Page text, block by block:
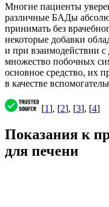
Многие пациенты
различные БАДы
принимать без
некоторые добавки
и при взаимодействии
множество побочных
основное средство, их
в качестве
[1], [2], [3], [4]
Показания к
для печени